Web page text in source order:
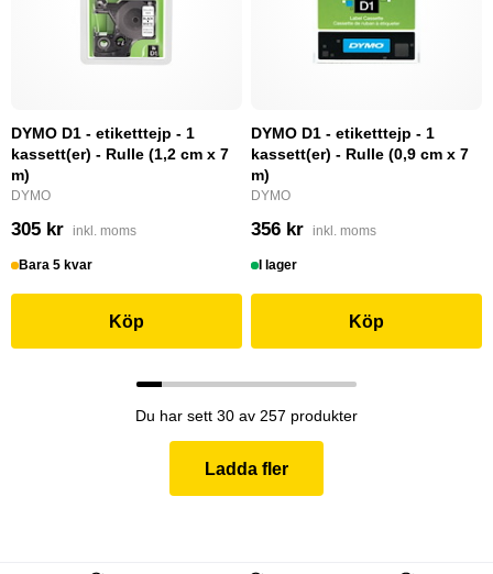
DYMO D1 - etiketttejp - 1
kassett(er) - Rulle (1,2 cm x 7
m)
DYMO
305 kr inkl. moms
Bara 5 kvar
Köp
DYMO D1 - etiketttejp - 1
kassett(er) - Rulle (0,9 cm x 7
m)
DYMO
356 kr inkl. moms
I lager
Köp
Du har sett 30 av 257 produkter
Ladda fler